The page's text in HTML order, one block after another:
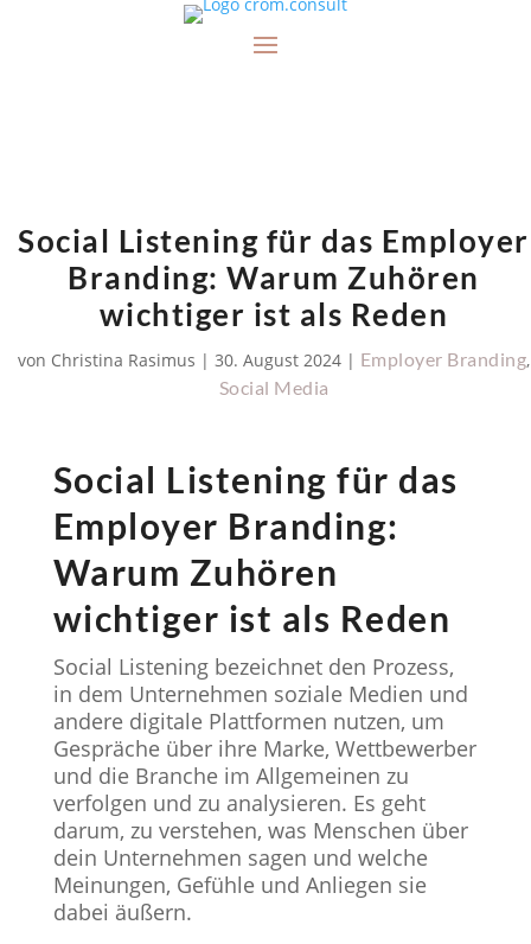
Social Listening für das Employer
Branding: Warum Zuhören
wichtiger ist als Reden
von Christina Rasimus | 30. August 2024| Employer Branding,
Social Media
Social Listening für das
Employer Branding:
Warum Zuhören
wichtiger ist als Reden
Social Listening bezeichnet den Prozess,
in dem Unternehmen soziale Medien und
andere digitale Plattformen nutzen, um
Gespräche über ihre Marke, Wettbewerber
und die Branche im Allgemeinen zu
verfolgen und zu analysieren. Es geht
darum, zu verstehen, was Menschen über
dein Unternehmen sagen und welche
Meinungen, Gefühle und Anliegen sie
dabei äußern.